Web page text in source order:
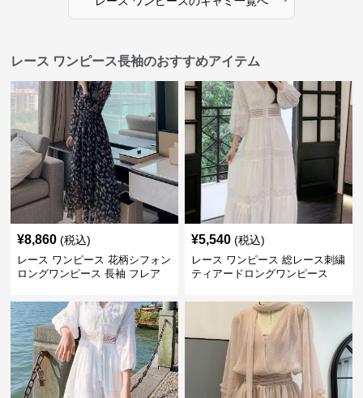
レース ワンピース長袖のおすすめアイテム
¥8,860 (税込)
レース ワンピース 花柄シフォン
ロングワンピース 長袖 フレア
¥5,540 (税込)
レース ワンピース 総レース刺繍
ティアードロングワンピース